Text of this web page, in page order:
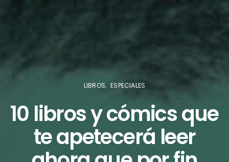
LIBROS ESPECIALES
10 libros y cómics que
te apetecerá leer